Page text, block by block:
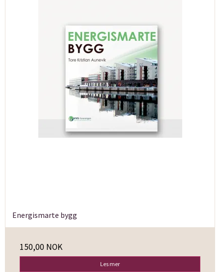
Energismarte bygg
150,00 NOK
Les mer